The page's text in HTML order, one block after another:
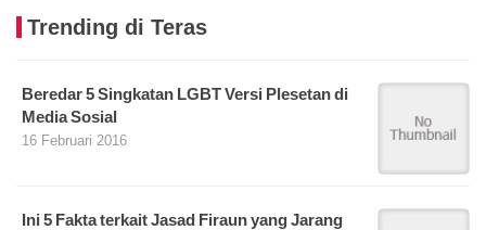
Trending di Teras
Beredar 5 Singkatan LGBT Versi Plesetan di
Media Sosial
16 Februari 2016
Ini 5 Fakta terkait Jasad Firaun yang Jarang